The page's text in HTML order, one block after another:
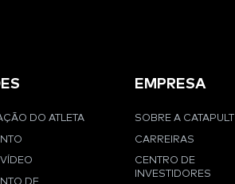
DO ATLETA
DE
EMPRESA
SOBRE A CATAPULT
CARREIRAS
CENTRO DE
INVESTIDORES